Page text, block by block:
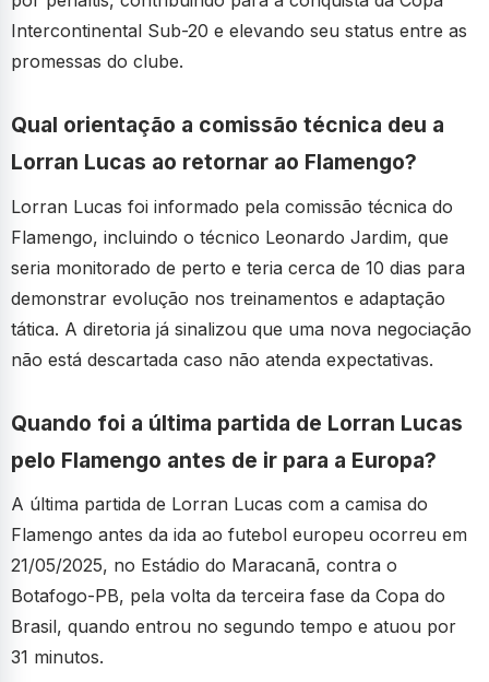
Intercontinental Sub-20 e elevando seu status entre as
promessas do clube.
Qual orientação a comissão técnica deu a
Lorran Lucas ao retornar ao Flamengo?
Lorran Lucas foi informado pela comissão técnica do
Flamengo, incluindo o técnico Leonardo Jardim, que
seria monitorado de perto e teria cerca de 10 dias para
demonstrar evolução nos treinamentos e adaptação
tática. A diretoria já sinalizou que uma nova negociação
não está descartada caso não atenda expectativas.
Quando foi a última partida de Lorran Lucas
pelo Flamengo antes de ir para a Europa?
A última partida de Lorran Lucas com a camisa do
Flamengo antes da ida ao futebol europeu ocorreu em
21/05/2025, no Estádio do Maracanã, contra o
Botafogo-PB, pela volta da terceira fase da Copa do
Brasil, quando entrou no segundo tempo e atuou por
31 minutos.